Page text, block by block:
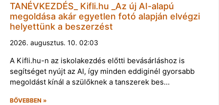
TANÉVKEZDÉS_ Kifli.hu _Az új AI-alapú
megoldása akár egyetlen fotó alapján elvégzi
helyettünk a beszerzést
2026. augusztus. 10. 02:03
A Kifli.hu-n az iskolakezdés előtti bevásárláshoz is
segítséget nyújt az AI, így minden eddiginél gyorsabb
megoldást kínál a szülőknek a tanszerek bes…
BŐVEBBEN »